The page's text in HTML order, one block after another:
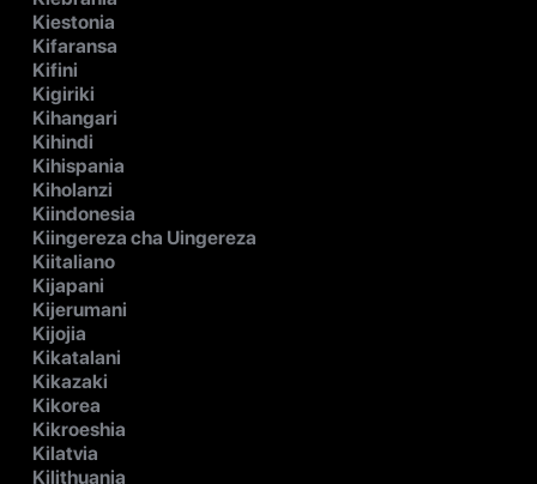
Kiestonia
Kifaransa
Kifini
Kigiriki
Kihangari
Kihindi
Kihispania
Kiholanzi
Kiindonesia
Kiingereza cha Uingereza
Kiitaliano
Kijapani
Kijerumani
Kijojia
Kikatalani
Kikazaki
Kikorea
Kikroeshia
Kilatvia
Kilithuania